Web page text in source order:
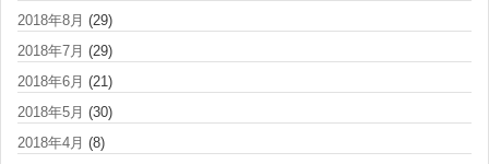
2018年8月 (29)
2018年7月 (29)
2018年6月 (21)
2018年5月 (30)
2018年4月 (8)